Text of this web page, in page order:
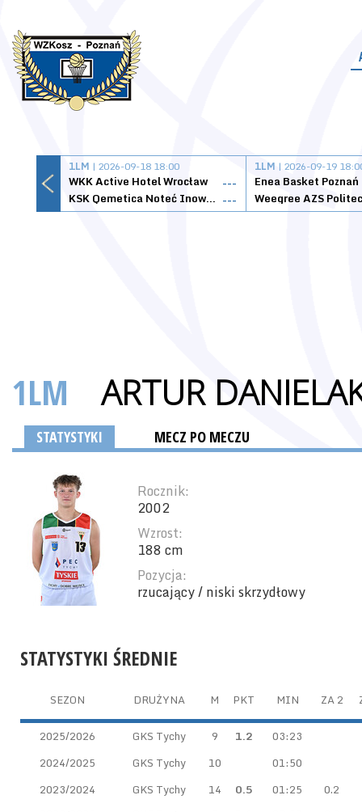
1LM | 2026-09-18 18:00
WKK Active Hotel Wrocław
---
KSK Qemetica Noteć Inowrocław ---
1LM | 2026-09-19
Enea Basket Poznań
1LM ARTUR
STATYSTYKI MECZ PO MECZU
Rocznik:
2002
Wzrost:
188 cm
Pozycja:
rzucający / niski skrzydłowy
STATYSTYKI ŚREDNIE
SEZON DRUŻYNA M PKT MIN ZA 2
2025/2026 GKS Tychy 9 1.2
03:23
2024/2025
GKS Tychy 10
01:50
2023/2024
GKS Tychy 14 0.5 01:25
0.2